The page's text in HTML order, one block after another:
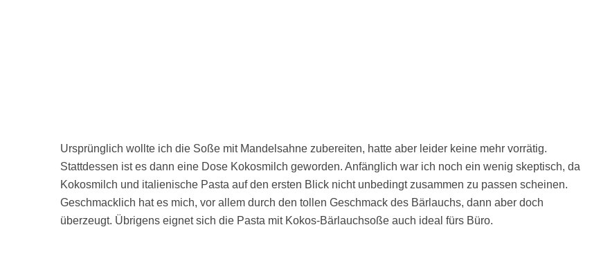
Ursprünglich wollte ich die Soße mit Mandelsahne zubereiten, hatte aber leider keine mehr vorrätig.
Stattdessen ist es dann eine Dose Kokosmilch geworden. Anfänglich war ich noch ein wenig skeptisch, da
Kokosmilch und italienische Pasta auf den ersten Blick nicht unbedingt zusammen zu passen scheinen.
Geschmacklich hat es mich, vor allem durch den tollen Geschmack des Bärlauchs, dann aber doch
überzeugt. Übrigens eignet sich die Pasta mit Kokos-Bärlauchsoße auch ideal fürs Büro.